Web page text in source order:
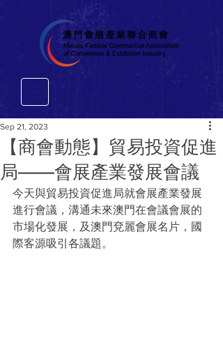
【商會動態】貿易投資促進
局——會展產業發展會議
Sep 21, 2023
今天與貿易投資促進局就會展產業發展
進行會議，溝通未來澳門在會議會展的
市場化發展，及澳門兗麗會展名片，國
際客源吸引各議題。